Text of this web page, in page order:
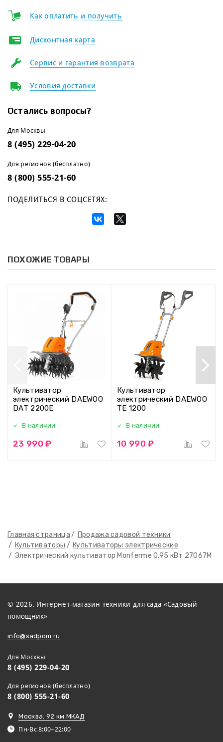
Главная страница
Продажа садовой техники
Культиваторы
Культиваторы электрические
Электрический культиватор Monferme 0,95 кВт 27067M
Как оплатить и получить
Дисконтная карта
Сервис и гарантия возврата
Условия доставки
Остались вопросы?
Для Москвы
8 (495) 229-04-20
Для регионов (бесплатно)
8 (800) 555-21-60
ПОДЕЛИТЬСЯ В СОЦСЕТЯХ:
ПОХОЖИЕ ТОВАРЫ
Культиватор
электрический DAEWOO
DAT 2200E
В наличии
23 990 ₽
Культиватор
электрический DAEWOO
TE 1200
В наличии
10 990 ₽
© 2026. Интернет-магазин техники для сада «Садовый
помощник»
info@sadpom.ru
Для Москвы
8 (495) 229-04-20
Для регионов (бесплатно)
8 (800) 555-21-60
Москва. 92 км МКАД
Пн-Вс 8:00–22:00